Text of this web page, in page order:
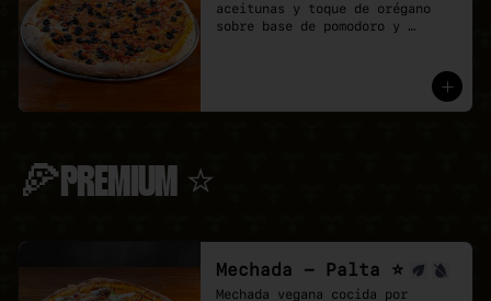
aceitunas y toque de orégano
sobre base de pomodoro y
🍕PREMIUM ⭐
Mechada - Palta ⭐
Mechada vegana cocida por